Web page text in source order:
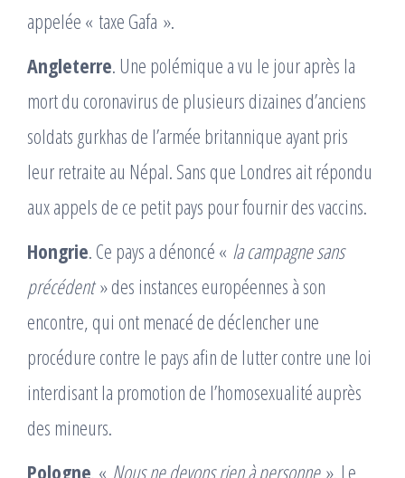
appelée « taxe Gafa ».
Angleterre. Une polémique a vu le jour après la
mort du coronavirus de plusieurs dizaines d’anciens
soldats gurkhas de l’armée britannique ayant pris
leur retraite au Népal. Sans que Londres ait répondu
aux appels de ce petit pays pour fournir des vaccins.
Hongrie. Ce pays a dénoncé « la campagne sans
précédent» des instances européennes à son
encontre, qui ont menacé de déclencher une
procédure contre le pays afin de lutter contre une loi
interdisant la promotion de l’homosexualité auprès
des mineurs.
Pologne . « Nous ne devons rien à personne». Le